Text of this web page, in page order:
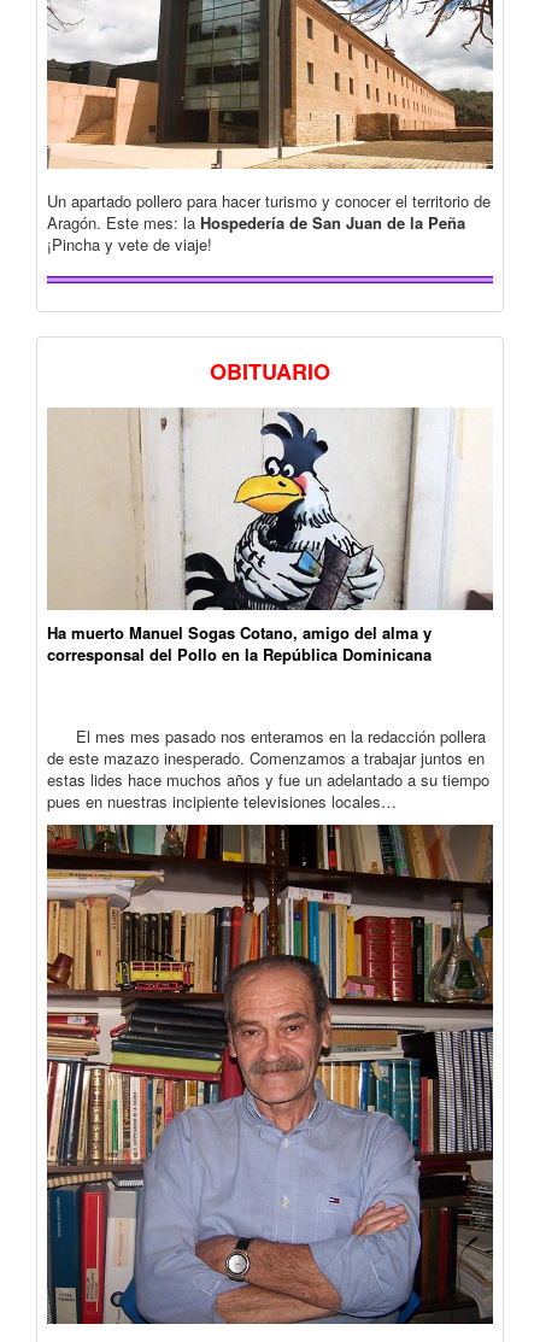
Un apartado pollero para hacer turismo y conocer el territorio de
Aragón. Este mes: la Hospedería de San Juan de la Peña
¡Pincha y vete de viaje!
OBITUARIO
Ha muerto Manuel Sogas Cotano, amigo del alma y
corresponsal del Pollo en la República Dominicana
El mes mes pasado nos enteramos en la redacción pollera
de este mazazo inesperado. Comenzamos a trabajar juntos en
estas lides hace muchos años y fue un adelantado a su tiempo
pues en nuestras incipiente televisiones locales…